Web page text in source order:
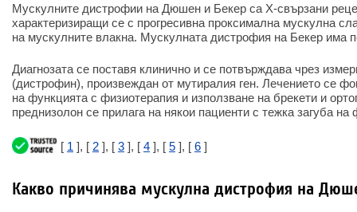
Мускулните дистрофии на Дюшен и Бекер са Х-свързани
характеризиращи се с прогресивна проксимална мускулна
на мускулните влакна. Мускулната дистрофия на Бекер има
Диагнозата се поставя клинично и се потвърждава чрез
(дистрофин), произвеждан от мутиралия ген. Лечението се
на функцията с физиотерапия и използване на брекети и
преднизолон се прилага на някои пациенти с тежка загуба на
[ 1 ], [ 2 ], [ 3 ], [ 4 ], [ 5 ], [ 6 ]
Какво причинява мускулна дистрофия на